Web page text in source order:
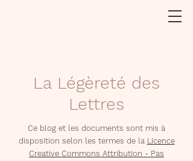
La Légèreté des
Lettres
Ce blog et les documents sont mis à
disposition selon les termes de la Licence
Creative Commons Attribution - Pas